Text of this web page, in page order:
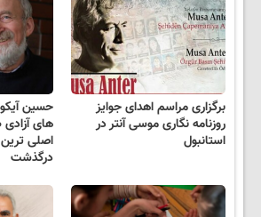
برگزاری مراسم اهدای جوایز
روزنامه نگاری موسی آنتر در
استانبول
حسین
های
اصلی
درگذشت